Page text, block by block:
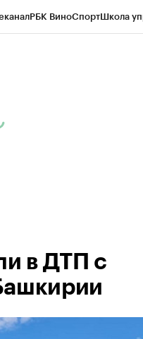
РБК ВиноСпортШкола
в ДТП с